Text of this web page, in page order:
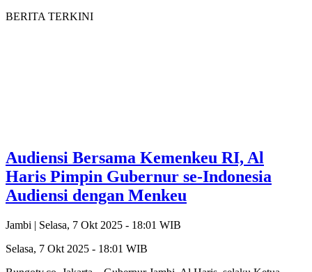
BERITA TERKINI
Audiensi Bersama Kemenkeu RI, Al
Haris Pimpin Gubernur se-Indonesia
Audiensi dengan Menkeu
Jambi | Selasa, 7 Okt 2025 - 18:01 WIB
Selasa, 7 Okt 2025 - 18:01 WIB